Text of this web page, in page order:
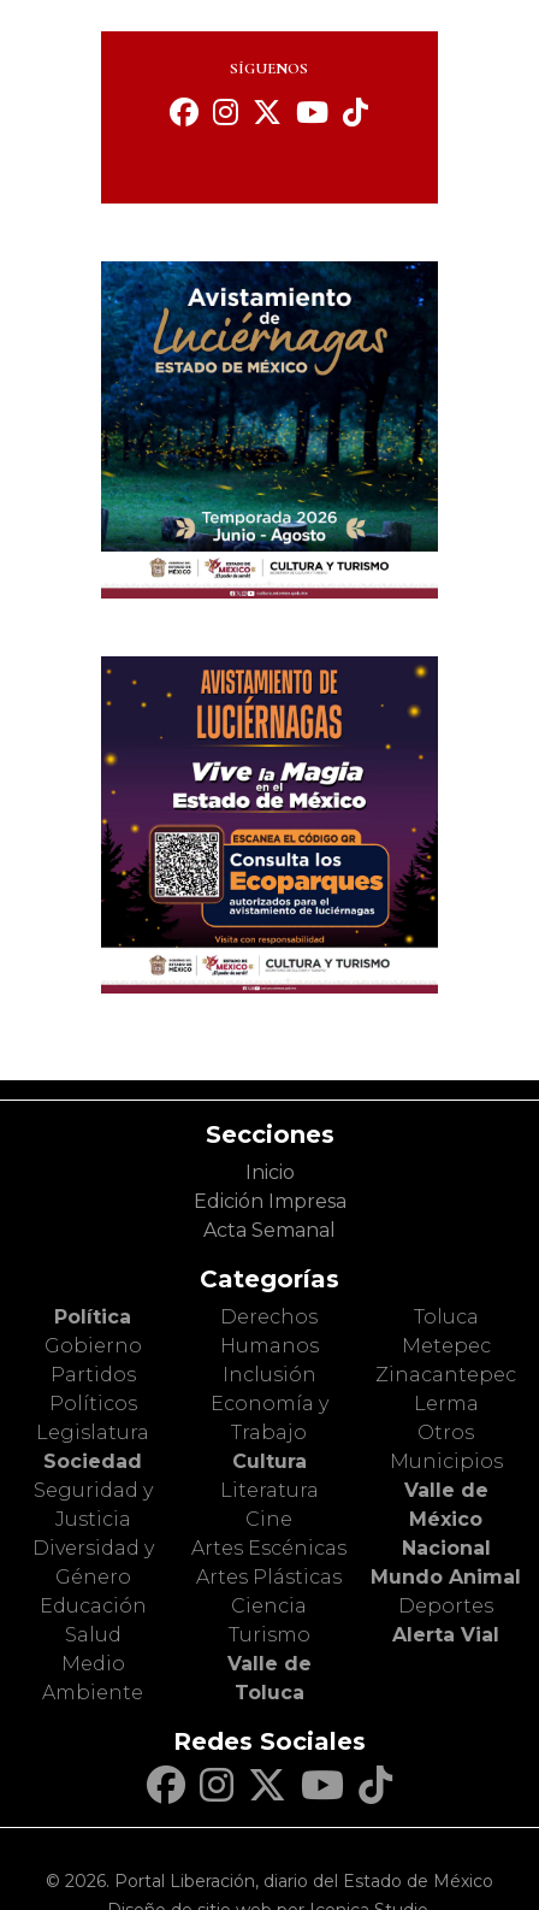
SÍGUENOS
Secciones
Inicio
Edición Impresa
Acta Semanal
Categorías
Política
Gobierno
Partidos
Políticos
Legislatura
Sociedad
Seguridad y
Justicia
Diversidad y
Género
Educación
Salud
Medio
Ambiente
Derechos
Humanos
Inclusión
Economía y
Trabajo
Cultura
Literatura
Cine
Artes Escénicas
Artes Plásticas
Ciencia
Turismo
Valle de
Toluca
Toluca
Metepec
Zinacantepec
Lerma
Otros
Municipios
Valle de
México
Nacional
Mundo Animal
Deportes
Alerta Vial
Redes Sociales
© 2026. Portal Liberación, diario del Estado de México